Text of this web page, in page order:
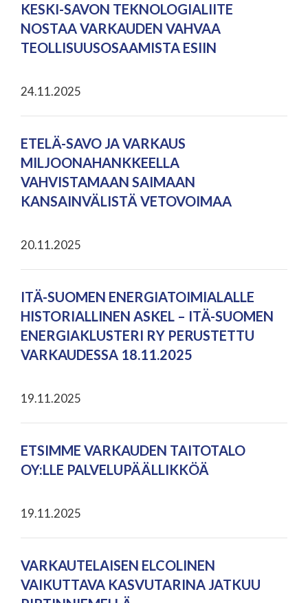
KESKI-SAVON TEKNOLOGIALIITE
NOSTAA VARKAUDEN VAHVAA
TEOLLISUUSOSAAMISTA ESIIN
24.11.2025
ETELÄ-SAVO JA VARKAUS
MILJOONAHANKKEELLA
VAHVISTAMAAN SAIMAAN
KANSAINVÄLISTÄ VETOVOIMAA
20.11.2025
ITÄ-SUOMEN ENERGIATOIMIALALLE
HISTORIALLINEN ASKEL – ITÄ-SUOMEN
ENERGIAKLUSTERI RY PERUSTETTU
VARKAUDESSA 18.11.2025
19.11.2025
ETSIMME VARKAUDEN TAITOTALO
OY:LLE PALVELUPÄÄLLIKKÖÄ
19.11.2025
VARKAUTELAISEN ELCOLINEN
VAIKUTTAVA KASVUTARINA JATKUU